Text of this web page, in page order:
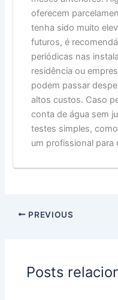
oferecem
tenha sido muito
futuros, é
periódicas nas
residência ou
podem passar
altos custos. Caso
conta de água sem
testes simples,
um profissional para
PREVIOUS
Posts